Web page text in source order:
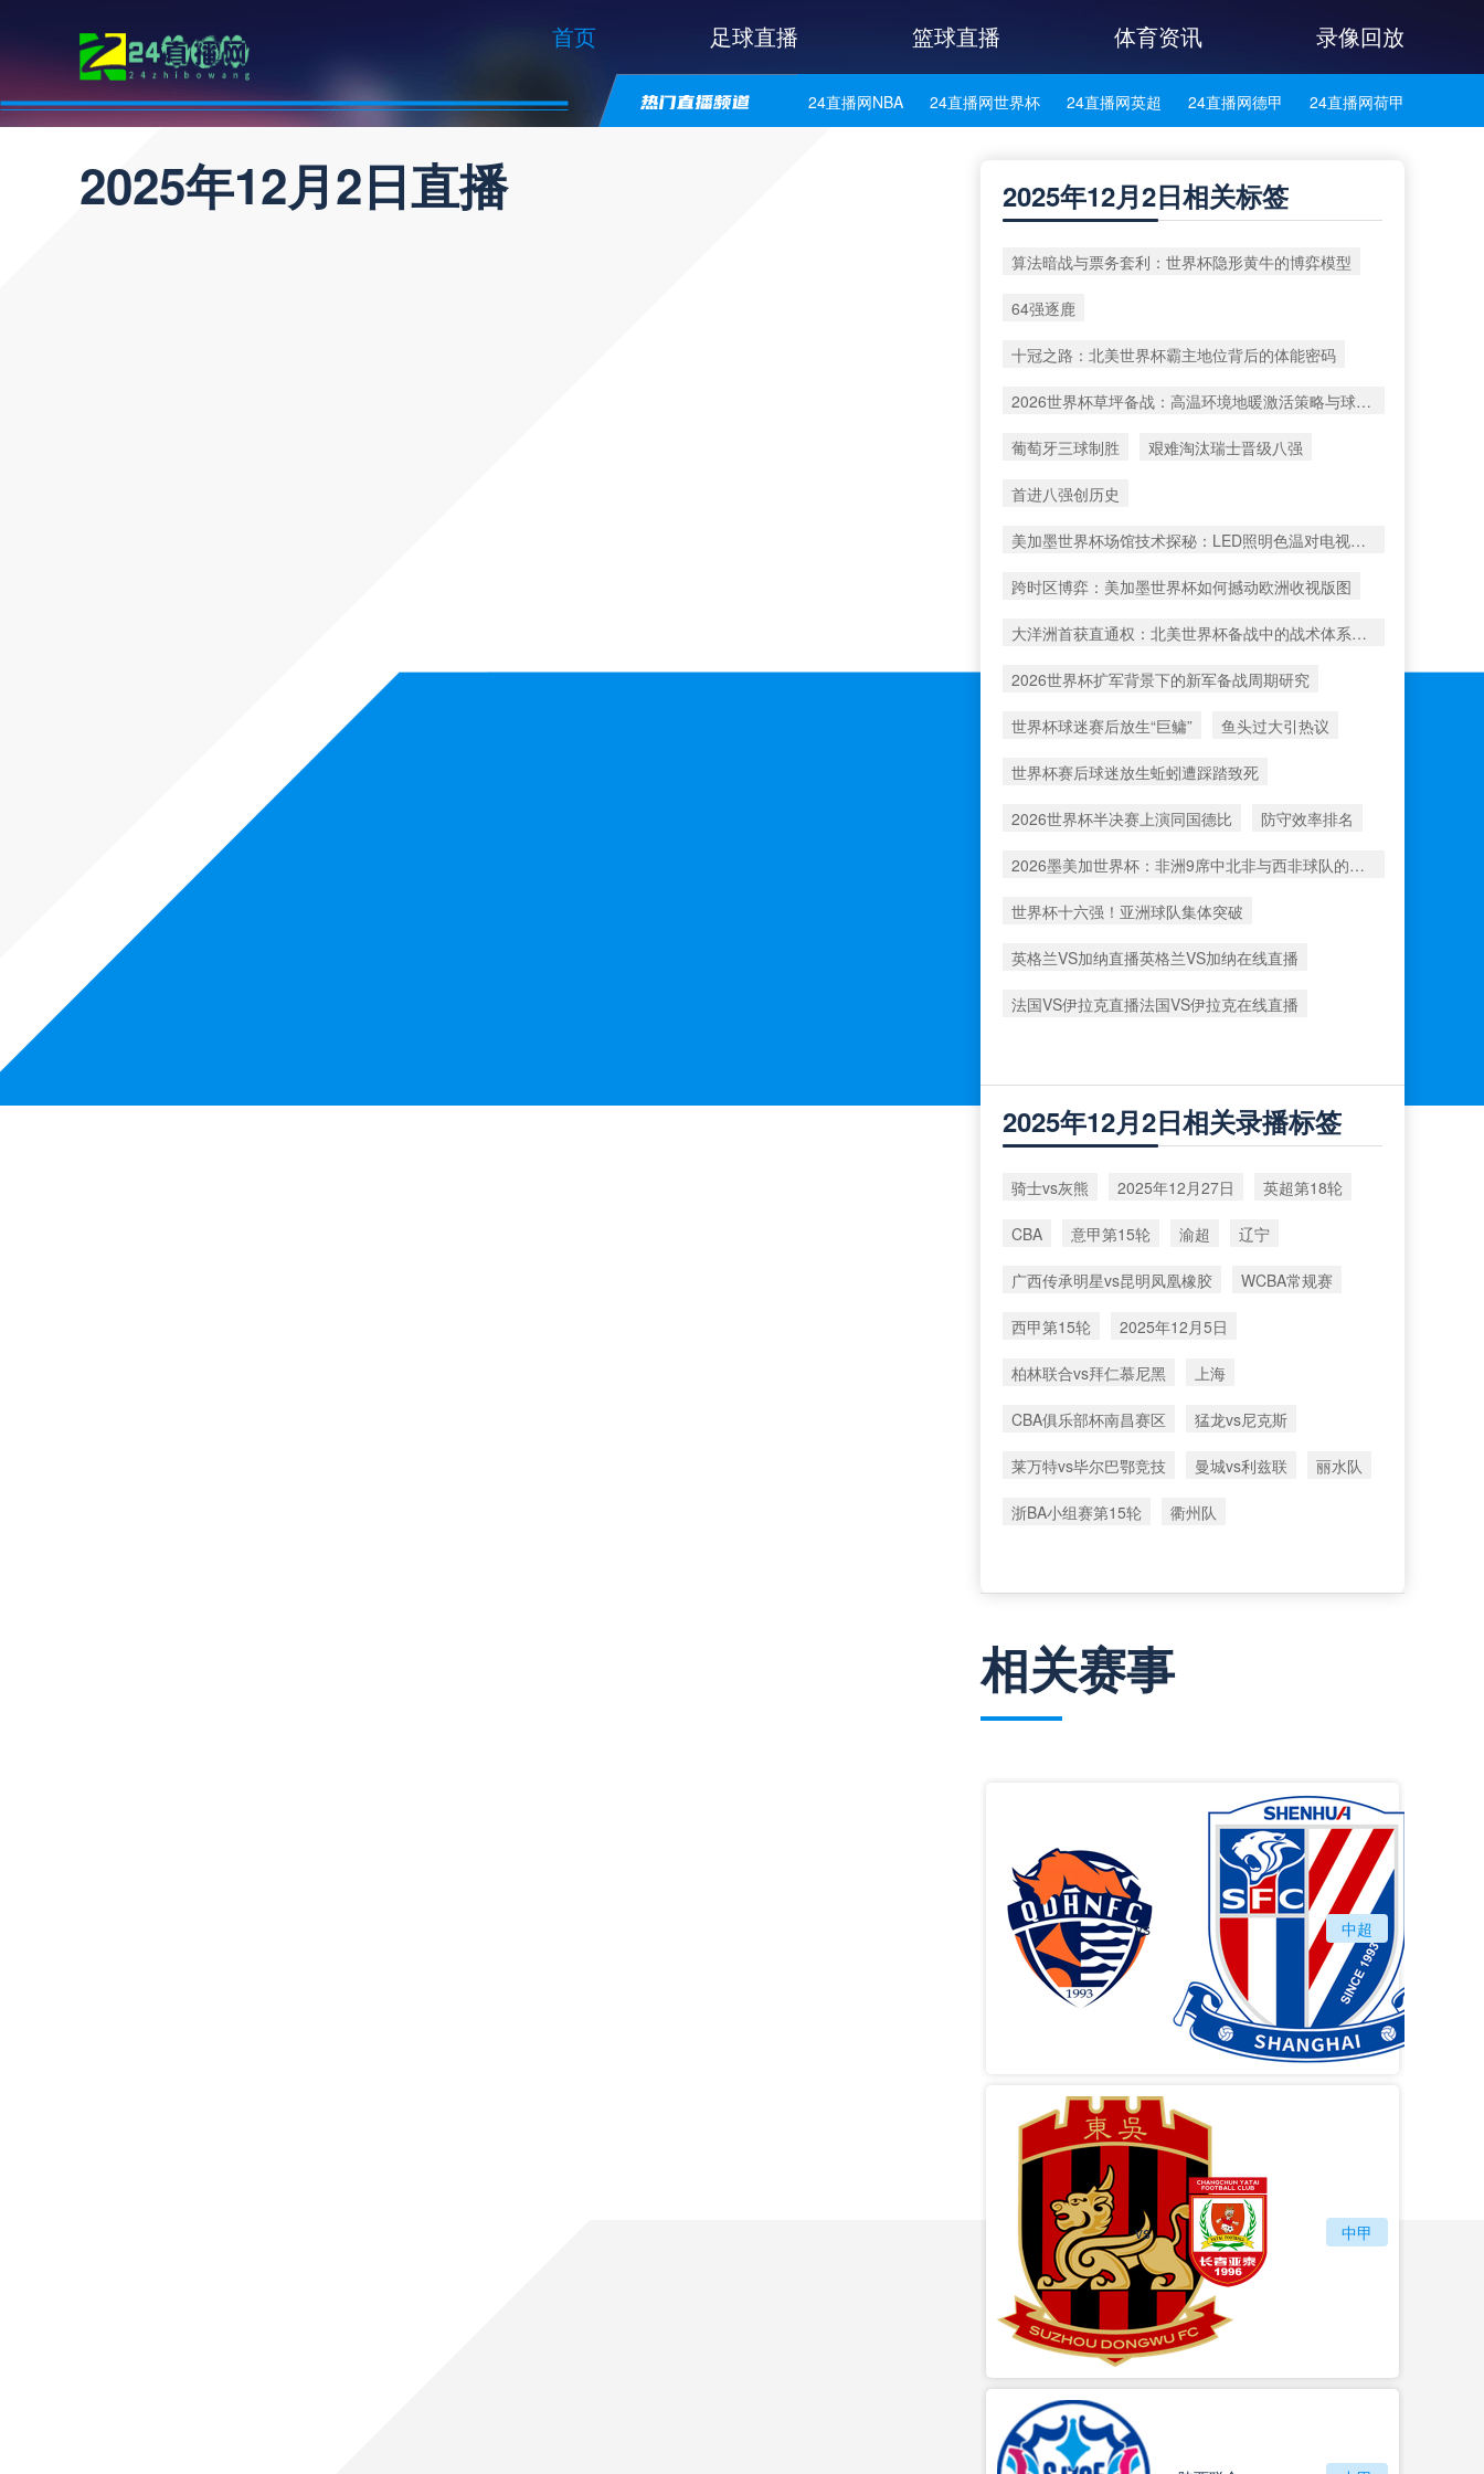
首页 足球直播 篮球直播 体育资讯 录像回放
24直播网NBA 24直播网世界杯 24直播网英超 24直播网德甲 24直播网荷甲
24直播网西乙 24直播网英冠 24直播网日职乙
24直播网巴西甲 24直播网荷乙 24直播网葡甲 24直播网德乙
24直播网韩K联 24直播网中乙
2025年12月2日直播 2025年12月2日相关标签
算法暗战与票务套利：世界杯隐形黄牛的博弈模型
64强逐鹿
十冠之路：北美世界杯霸主地位背后的体能密码
2026世界杯草坪备战：高温环境地暖激活策略与球场生态养护技术升级路线
葡萄牙三球制胜 艰难淘汰瑞士晋级八强
首进八强创历史
美加墨世界杯场馆技术探秘：LED照明色温对电视转播色彩还原的影响机制
跨时区博弈：美加墨世界杯如何撼动欧洲收视版图
大洋洲首获直通权：北美世界杯备战中的战术体系重构
2026世界杯扩军背景下的新军备战周期研究
世界杯球迷赛后放生“巨鳙” 鱼头过大引热议
世界杯赛后球迷放生蚯蚓遭踩踏致死
2026世界杯半决赛上演同国德比 防守效率排名
2026墨美加世界杯：非洲9席中北非与西非球队的出线比例深度解析
世界杯十六强！亚洲球队集体突破
英格兰VS加纳直播英格兰VS加纳在线直播
法国VS伊拉克直播法国VS伊拉克在线直播
2025年12月2日相关录播标签
骑士vs灰熊 2025年12月27日 英超第18轮
CBA 意甲第15轮 渝超 辽宁
广西传承明星vs昆明凤凰橡胶 WCBA常规赛
西甲第15轮 2025年12月5日
柏林联合vs拜仁慕尼黑 上海
CBA俱乐部杯南昌赛区 猛龙vs尼克斯
莱万特vs毕尔巴鄂竞技 曼城vs利兹联 丽水队
浙BA小组赛第15轮 衢州队
相关赛事
青岛海牛
vs 中超
苏州东吴
vs 长春亚泰中甲